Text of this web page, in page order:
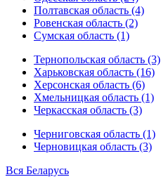
Полтавская область (4)
Ровенская область (2)
Сумская область (1)
Тернопольская область (3)
Харьковская область (16)
Херсонская область (6)
Хмельницкая область (1)
Черкасская область (3)
Черниговская область (1)
Черновицкая область (3)
Вся Беларусь